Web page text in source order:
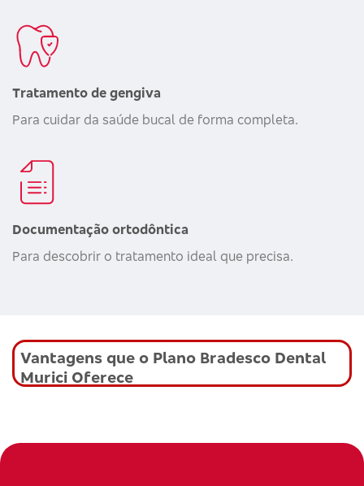
Tratamento de gengiva
Para cuidar da saúde bucal de forma completa.
Documentação ortodôntica
Para descobrir o tratamento ideal que precisa.
Vantagens que o Plano Bradesco Dental
Murici Oferece